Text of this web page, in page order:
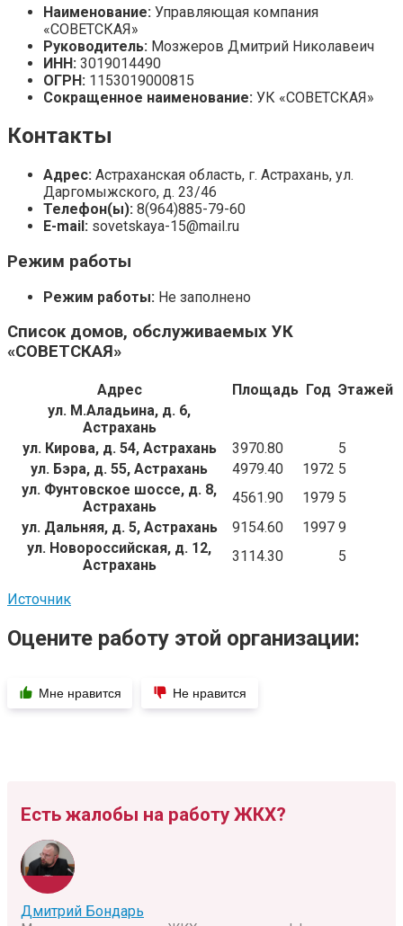
Наименование: Управляющая компания
«СОВЕТСКАЯ»
Руководитель: Мозжеров Дмитрий Николавеич
ИНН: 3019014490
ОГРН: 1153019000815
Сокращенное наименование: УК «СОВЕТСКАЯ»
Контакты
Адрес: Астраханская область, г. Астрахань, ул.
Даргомыжского, д. 23/46
Телефон(ы): 8(964)885-79-60
E-mail: sovetskaya-15@mail.ru
Режим работы
Режим работы: Не заполнено
Список домов, обслуживаемых УК
«СОВЕТСКАЯ»
Адрес Площадь Год Этажей
ул. М.Аладьина, д. 6,
Астрахань
ул. Кирова, д. 54, Астрахань
3970.80
5
ул. Бэра, д. 55, Астрахань
4979.40 1972 5
ул. Фунтовское шоссе, д. 8,
Астрахань
4561.90 1979 5
ул. Дальняя, д. 5, Астрахань
9154.60 1997 9
ул. Новороссийская, д. 12,
Астрахань
3114.30 5
Источник
Оцените работу этой организации:
Мне нравится Не нравится
Есть жалобы на работу ЖКХ?
Дмитрий Бондарь